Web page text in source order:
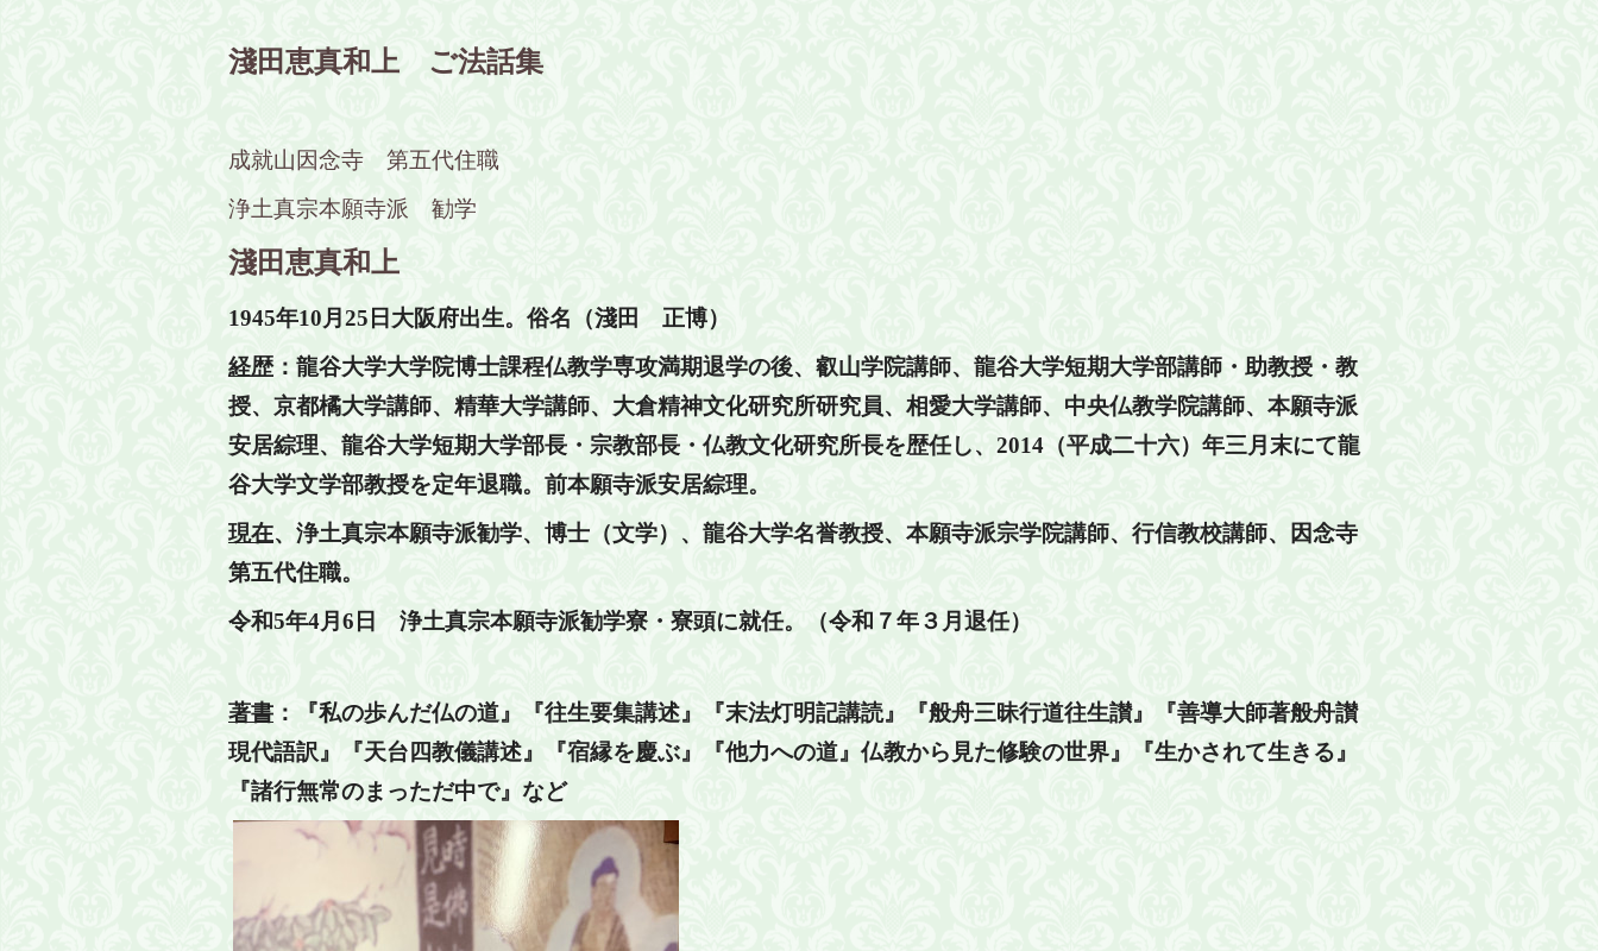
淺田恵真和上 ご法話集
成就山因念寺 第五代住職
浄土真宗本願寺派 勧学
淺田恵真和上
1945年10月25日大阪府出生。俗名（淺田 正博）
経歴：龍谷大学大学院博士課程仏教学専攻満期退学の後、叡山学院講師、龍谷大学短期大学部講師・助教授・教
授、京都橘大学講師、精華大学講師、大倉精神文化研究所研究員、相愛大学講師、中央仏教学院講師、本願寺派
安居綜理、龍谷大学短期大学部長・宗教部長・仏教文化研究所長を歴任し、2014（平成二十六）年三月末にて龍
谷大学文学部教授を定年退職。前本願寺派安居綜理。
現在、浄土真宗本願寺派勧学、博士（文学）、龍谷大学名誉教授、本願寺派宗学院講師、行信教校講師、因念寺
第五代住職。
令和5年4月6日 浄土真宗本願寺派勧学寮・寮頭に就任。（令和７年３月退任）
著書 ：『私の歩んだ仏の道』『往生要集講述』『末法灯明記講読』『般舟三昧行道往生讃』『善導大師著般舟讃
現代語訳』『天台四教儀講述』『宿縁を慶ぶ』『他力への道』仏教から見た修験の世界』『生かされて生きる』
『諸行無常のまっただ中で』など